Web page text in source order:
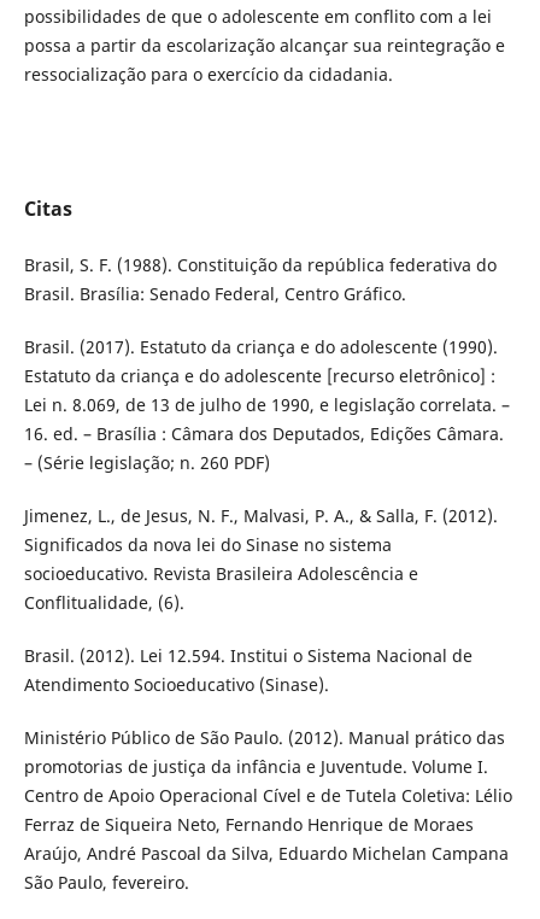
possibilidades de que o adolescente em conflito com a lei
possa a partir da escolarização alcançar sua reintegração e
ressocialização para o exercício da cidadania.
Citas
Brasil, S. F. (1988). Constituição da república federativa do
Brasil. Brasília: Senado Federal, Centro Gráfico.
Brasil. (2017). Estatuto da criança e do adolescente (1990).
Estatuto da criança e do adolescente [recurso eletrônico] :
Lei n. 8.069, de 13 de julho de 1990, e legislação correlata. –
16. ed. – Brasília : Câmara dos Deputados, Edições Câmara.
– (Série legislação; n. 260 PDF)
Jimenez, L., de Jesus, N. F., Malvasi, P. A., & Salla, F. (2012).
Significados da nova lei do Sinase no sistema
socioeducativo. Revista Brasileira Adolescência e
Conflitualidade, (6).
Brasil. (2012). Lei 12.594. Institui o Sistema Nacional de
Atendimento Socioeducativo (Sinase).
Ministério Público de São Paulo. (2012). Manual prático das
promotorias de justiça da infância e Juventude. Volume I.
Centro de Apoio Operacional Cível e de Tutela Coletiva: Lélio
Ferraz de Siqueira Neto, Fernando Henrique de Moraes
Araújo, André Pascoal da Silva, Eduardo Michelan Campana
São Paulo, fevereiro.